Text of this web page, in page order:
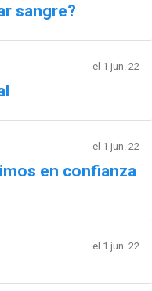
sangre?
el 1 jun. 22
el 1 jun. 22
en confianza
el 1 jun. 22